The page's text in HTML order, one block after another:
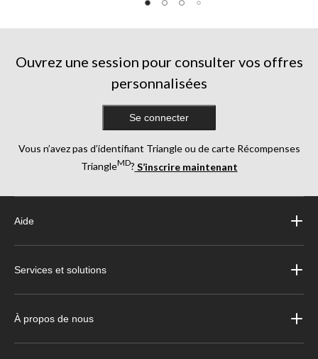
sur
Ouvrez une session pour consulter vos offres
personnalisées
Se connecter
Vous n’avez pas d’identifiant Triangle ou de carte Récompenses
TriangleMD? S’inscrire maintenant
Aide
Services et solutions
À propos de nous